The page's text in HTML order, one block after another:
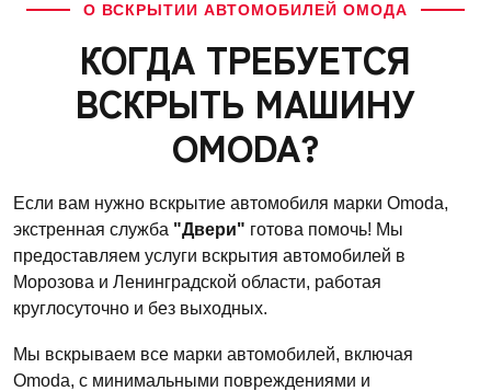
О ВСКРЫТИИ АВТОМОБИЛЕЙ ОМОДА
КОГДА ТРЕБУЕТСЯ
ВСКРЫТЬ МАШИНУ
OMODA?
Если вам нужно вскрытие автомобиля марки Omoda,
экстренная служба "Двери" готова помочь! Мы
предоставляем услуги вскрытия автомобилей в
Морозова и Ленинградской области, работая
круглосуточно и без выходных.
Мы вскрываем все марки автомобилей, включая
Omoda, с минимальными повреждениями и